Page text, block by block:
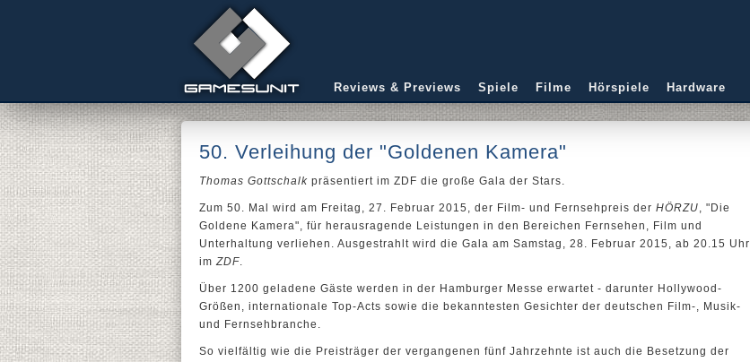
Reviews & Previews Spiele Filme Hörspiele Hardware
50. Verleihung der "Goldenen Kamera"
Thomas Gottschalk präsentiert im ZDF die große Gala der Stars.
Zum 50. Mal wird am Freitag, 27. Februar 2015, der Film- und Fernsehpreis der HÖRZU, "Die
Goldene Kamera", für herausragende Leistungen in den Bereichen Fernsehen, Film und
Unterhaltung verliehen. Ausgestrahlt wird die Gala am Samstag, 28. Februar 2015, ab 20.15 Uhr
imZDF.
Über 1200 geladene Gäste werden in der Hamburger Messe erwartet - darunter Hollywood-
Größen, internationale Top-Acts sowie die bekanntesten Gesichter der deutschen Film-, Musik-
und Fernsehbranche.
So vielfältig wie die Preisträger der vergangenen fünf Jahrzehnte ist auch die Besetzung der